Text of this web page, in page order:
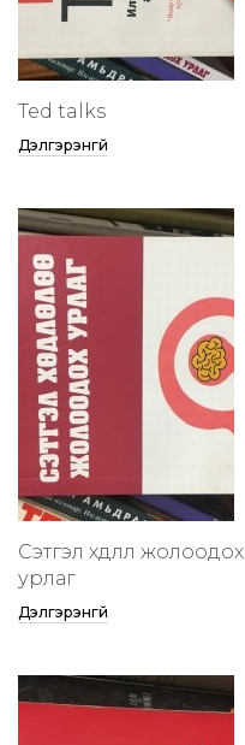
Ted talks
Дэлгэрэнгүй
Сэтгэл хөдлөлөө жолоодох
урлаг
Дэлгэрэнгүй